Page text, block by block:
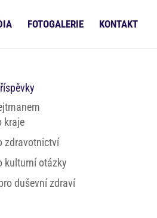
FOTOGALERIE KONTAKT
kraje
zdravotnictví
kulturní otázky
duševní zdraví